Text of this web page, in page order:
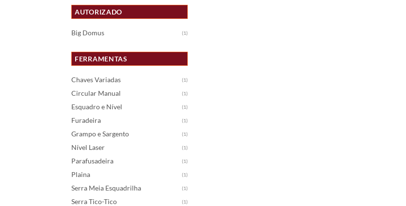
AUTORIZADO
Big Domus (1)
FERRAMENTAS
Chaves Variadas (1)
Circular Manual (1)
Esquadro e Nível (1)
Furadeira (1)
Grampo e Sargento (1)
Nível Laser (1)
Parafusadeira (1)
Plaina (1)
Serra Meia Esquadrilha (1)
Serra Tico-Tico (1)